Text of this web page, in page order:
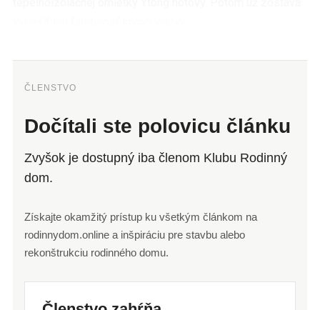
ČLENSTVO
Dočítali ste polovicu článku
Zvyšok je dostupný iba členom Klubu Rodinný
dom.
Získajte okamžitý prístup ku všetkým článkom na
rodinnydom.online a inšpiráciu pre stavbu alebo
rekonštrukciu rodinného domu.